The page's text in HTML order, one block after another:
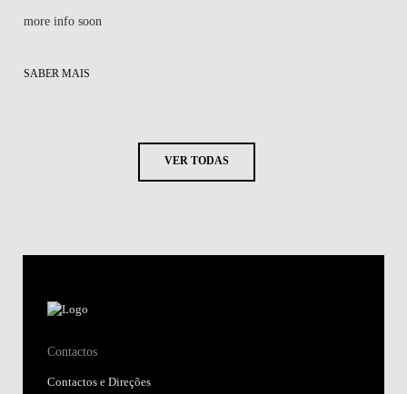
more info soon
SABER MAIS
VER TODAS
Contactos
Contactos e Direções